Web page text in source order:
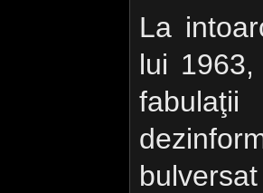
La
lui